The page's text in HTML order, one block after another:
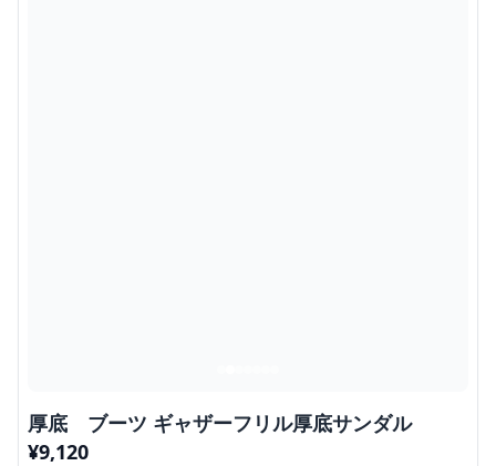
厚底 ブーツ ギャザーフリル厚底サンダル
¥9,120